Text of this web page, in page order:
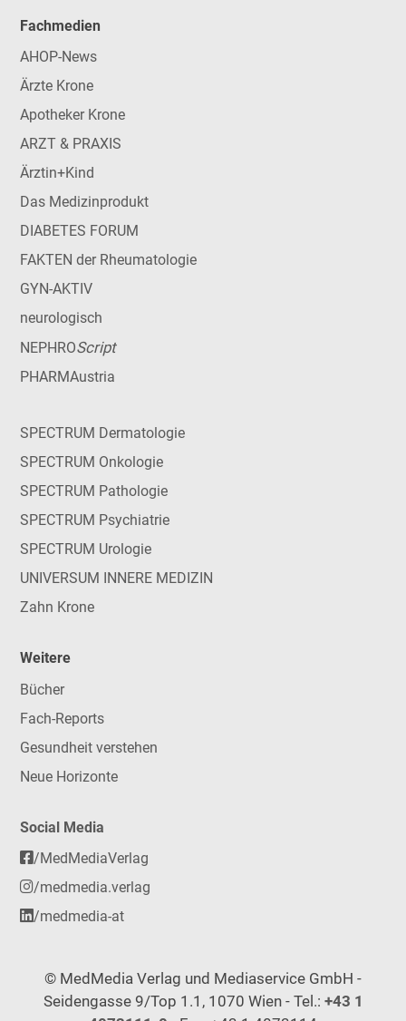
Fachmedien
AHOP-News
Ärzte Krone
Apotheker Krone
ARZT & PRAXIS
Ärztin+Kind
Das Medizinprodukt
DIABETES FORUM
FAKTEN der Rheumatologie
GYN-AKTIV
neurologisch
NEPHROScript
PHARMAustria
SPECTRUM Dermatologie
SPECTRUM Onkologie
SPECTRUM Pathologie
SPECTRUM Psychiatrie
SPECTRUM Urologie
UNIVERSUM INNERE MEDIZIN
Zahn Krone
Weitere
Bücher
Fach-Reports
Gesundheit verstehen
Neue Horizonte
Social Media
/MedMediaVerlag
/medmedia.verlag
/medmedia-at
© MedMedia Verlag und Mediaservice GmbH -
Seidengasse 9/Top 1.1, 1070 Wien - Tel.: +43 1